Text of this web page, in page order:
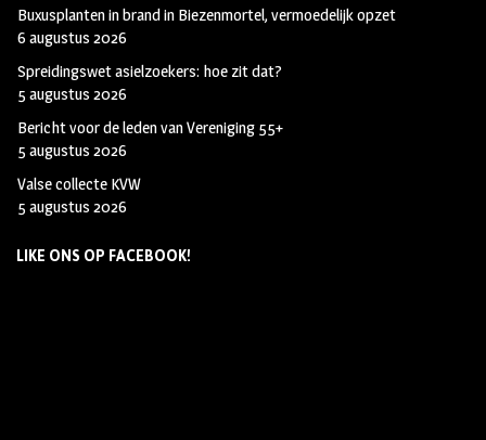
Buxusplanten in brand in Biezenmortel, vermoedelijk opzet
6 augustus 2026
Spreidingswet asielzoekers: hoe zit dat?
5 augustus 2026
Bericht voor de leden van Vereniging 55+
5 augustus 2026
Valse collecte KVW
5 augustus 2026
LIKE ONS OP FACEBOOK!